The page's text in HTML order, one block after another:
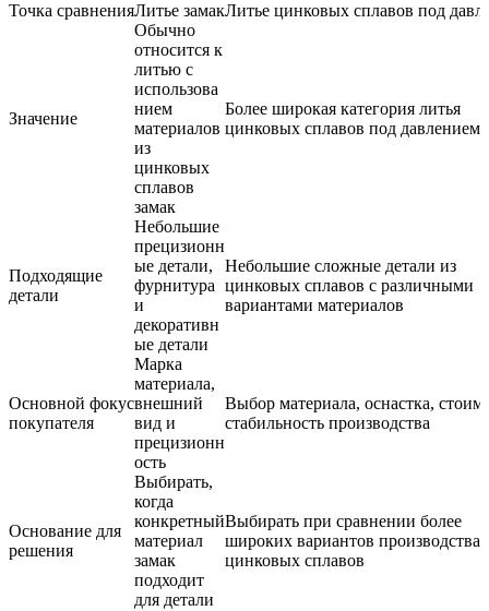
Точка сравненияЛитье замакЛитье цинковых сплавов под
Значение
Обычно
относится к
литью с
использова
нием
материалов
из
цинковых
сплавов
замак
Более широкая категория литья
цинковых сплавов под давлением
Подходящие
детали
Небольшие
прецизионн
ые детали,
фурнитура
и
декоративн
ые детали
Небольшие сложные детали из
цинковых сплавов с различными
вариантами материалов
Основной фокус
покупателя
Марка
материала,
внешний
вид и
прецизионн
ость
Выбор материала, оснастка,
стабильность производства
Основание для
решения
Выбирать,
когда
конкретный
материал
замак
подходит
для детали
Выбирать при сравнении более
широких вариантов производства
цинковых сплавов